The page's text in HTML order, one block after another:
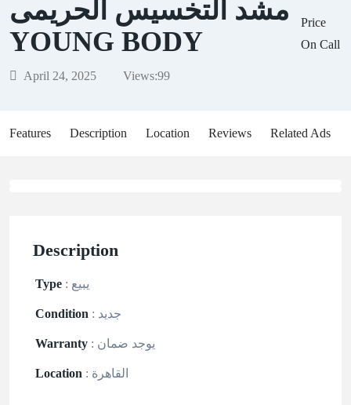
مشد التخسيس الحريمى
YOUNG BODY
April 24, 2025 Views:99
Price
On Call
Features Description Location Reviews Related Ads
Description
Type : يبيع
Condition : جديد
Warranty : يوجد ضمان
Location : القاهرة